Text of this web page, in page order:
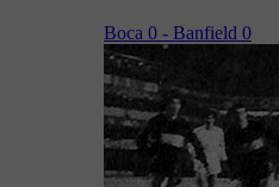
Boca 0 - Banfield 0